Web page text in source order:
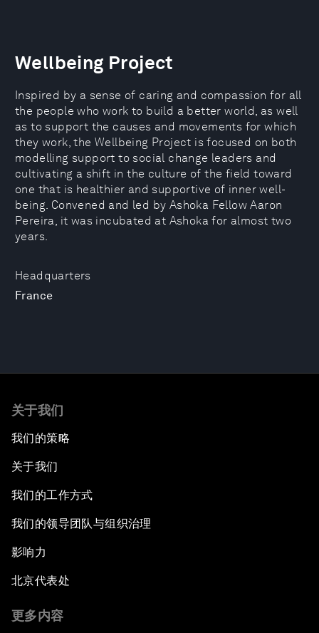
Headquarters
France
Wellbeing Project
Inspired by a sense of caring and compassion for all
the people who work to build a better world, as well
as to support the causes and movements for which
they work, the Wellbeing Project is focused on both
modelling support to social change leaders and
cultivating a shift in the culture of the field toward
one that is healthier and supportive of inner well-
being. Convened and led by Ashoka Fellow Aaron
Pereira, it was incubated at Ashoka for almost two
years.
关于我们
我们的策略
关于我们
我们的工作方式
我们的领导团队与组织治理
影响力
北京代表处
更多内容